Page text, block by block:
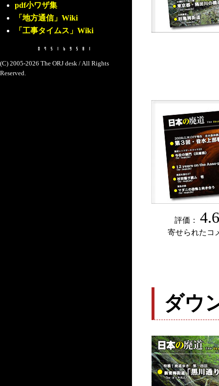
pdf小ワザ集
「地方通信」Wiki
「工事タイムス」Wiki
(C) 2005-2026 The ORJ desk / All Rights
Reserved.
評価： 4.6
寄せられたコ
ダウ